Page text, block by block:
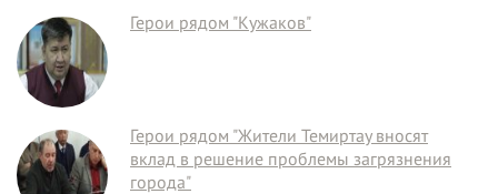
Герои рядом "Кужаков"
Герои рядом "Жители Темиртау вносят
вклад в решение проблемы загрязнения
города"